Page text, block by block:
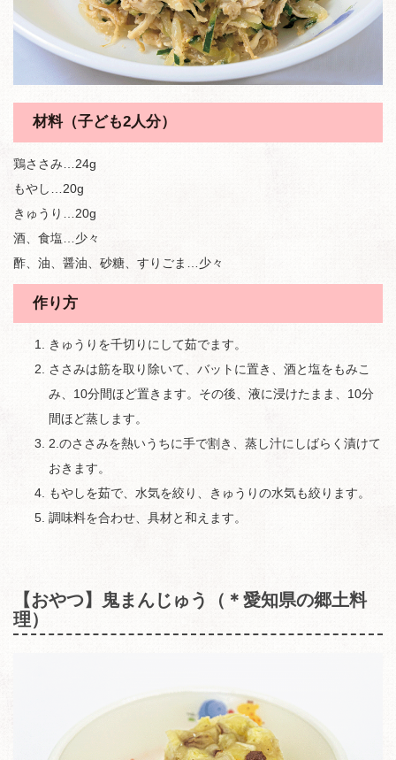
材料（子ども2人分）
鶏ささみ…24g
もやし…20g
きゅうり…20g
酒、食塩…少々
酢、油、醤油、砂糖、すりごま…少々
作り方
きゅうりを千切りにして茹でます。
ささみは筋を取り除いて、バットに置き、酒と塩をもみこ
み、10分間ほど置きます。その後、液に浸けたまま、10分
間ほど蒸します。
2.のささみを熱いうちに手で割き、蒸し汁にしばらく漬けて
おきます。
もやしを茹で、水気を絞り、きゅうりの水気も絞ります。
調味料を合わせ、具材と和えます。
【おやつ】鬼まんじゅう（＊愛知県の郷土料
理）